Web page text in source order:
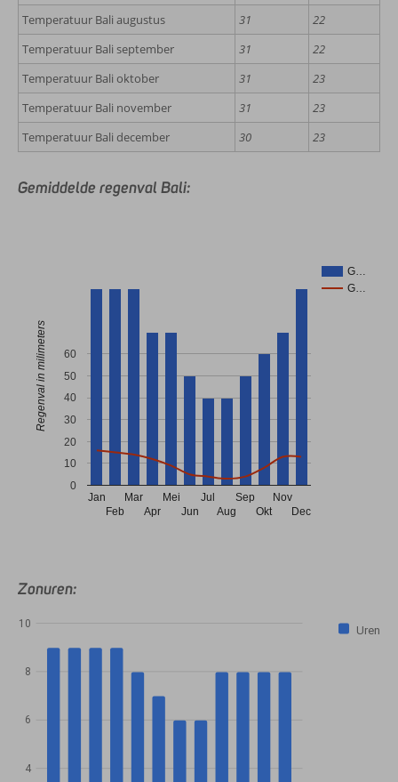
Temperatuur Bali augustus
31
22
Temperatuur Bali september
31
22
Temperatuur Bali oktober
31
23
Temperatuur Bali november
31
23
Temperatuur Bali december
30 23
Gemiddelde regenval Bali:
G…
G…
Jan
Feb
Mar
Apr
Mei
Jun
Jul
Aug
Sep
Okt
Nov
Dec
0
10
20
30
40
50
60
Regenval in milimeters
Zonuren:
Uren
4
6
8
10